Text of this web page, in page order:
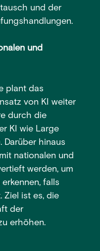
und der
und
plant das
von KI weiter
durch die
KI wie Large
Darüber hinaus
nationalen und
werden, um
falls
Ziel ist es, die
der
erhöhen.